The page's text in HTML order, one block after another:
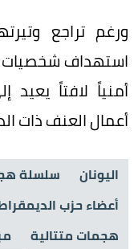
ورغم تراجع
استهداف شخصيات
أمنياً لافتاً
أعمال العنف ذات
اليونان سلسلة
أعضاء حزب
هجمات متتالية